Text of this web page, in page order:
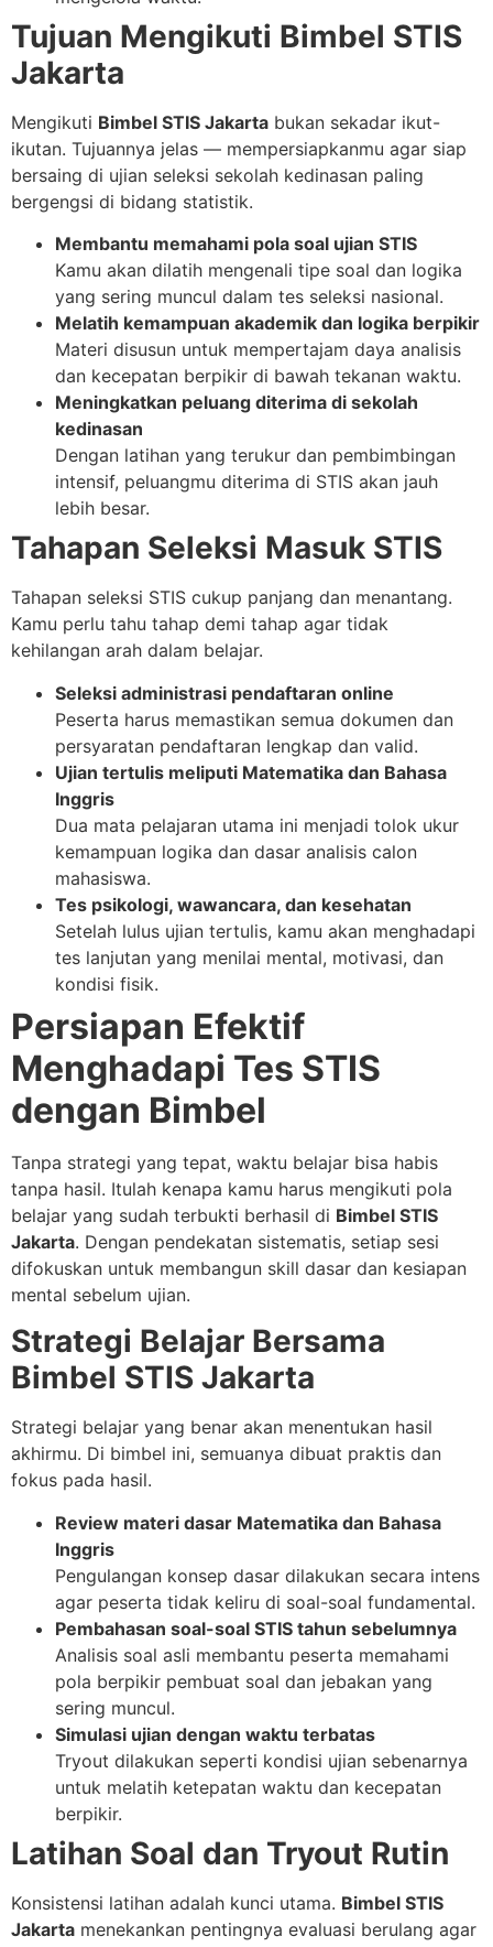
Tujuan Mengikuti Bimbel STIS
Jakarta
Mengikuti Bimbel STIS Jakarta bukan sekadar ikut-
ikutan. Tujuannya jelas — mempersiapkanmu agar siap
bersaing di ujian seleksi sekolah kedinasan paling
bergengsi di bidang statistik.
Membantu memahami pola soal ujian STIS
Kamu akan dilatih mengenali tipe soal dan logika
yang sering muncul dalam tes seleksi nasional.
Melatih kemampuan akademik dan logika berpikir
Materi disusun untuk mempertajam daya analisis
dan kecepatan berpikir di bawah tekanan waktu.
Meningkatkan peluang diterima di sekolah
kedinasan
Dengan latihan yang terukur dan pembimbingan
intensif, peluangmu diterima di STIS akan jauh
lebih besar.
Tahapan Seleksi Masuk STIS
Tahapan seleksi STIS cukup panjang dan menantang.
Kamu perlu tahu tahap demi tahap agar tidak
kehilangan arah dalam belajar.
Seleksi administrasi pendaftaran online
Peserta harus memastikan semua dokumen dan
persyaratan pendaftaran lengkap dan valid.
Ujian tertulis meliputi Matematika dan Bahasa
Inggris
Dua mata pelajaran utama ini menjadi tolok ukur
kemampuan logika dan dasar analisis calon
mahasiswa.
Tes psikologi, wawancara, dan kesehatan
Setelah lulus ujian tertulis, kamu akan menghadapi
tes lanjutan yang menilai mental, motivasi, dan
kondisi fisik.
Persiapan Efektif
Menghadapi Tes STIS
dengan Bimbel
Tanpa strategi yang tepat, waktu belajar bisa habis
tanpa hasil. Itulah kenapa kamu harus mengikuti pola
belajar yang sudah terbukti berhasil di Bimbel STIS
Jakarta. Dengan pendekatan sistematis, setiap sesi
difokuskan untuk membangun skill dasar dan kesiapan
mental sebelum ujian.
Strategi Belajar Bersama
Bimbel STIS Jakarta
Strategi belajar yang benar akan menentukan hasil
akhirmu. Di bimbel ini, semuanya dibuat praktis dan
fokus pada hasil.
Review materi dasar Matematika dan Bahasa
Inggris
Pengulangan konsep dasar dilakukan secara intens
agar peserta tidak keliru di soal-soal fundamental.
Pembahasan soal-soal STIS tahun sebelumnya
Analisis soal asli membantu peserta memahami
pola berpikir pembuat soal dan jebakan yang
sering muncul.
Simulasi ujian dengan waktu terbatas
Tryout dilakukan seperti kondisi ujian sebenarnya
untuk melatih ketepatan waktu dan kecepatan
berpikir.
Latihan Soal dan Tryout Rutin
Konsistensi latihan adalah kunci utama. Bimbel STIS
Jakarta menekankan pentingnya evaluasi berulang agar